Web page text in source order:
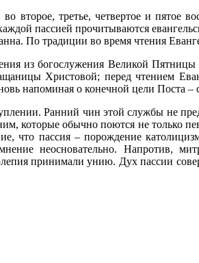
второе, третье, четвертое и пятое
пассией прочитываются
По традиции во время чтения
из богослужения Великой
Христовой; перед чтением
напоминая о конечной цели Поста –
Ранний чин этой службы не
которые обычно поются не только
что пассия – порождение
неосновательно. Напротив,
принимали унию. Дух пассии